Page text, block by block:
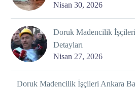
Nisan 30, 2026
Doruk Madencilik
Detayları
Nisan 27, 2026
Doruk Madencilik İşçileri Ankara